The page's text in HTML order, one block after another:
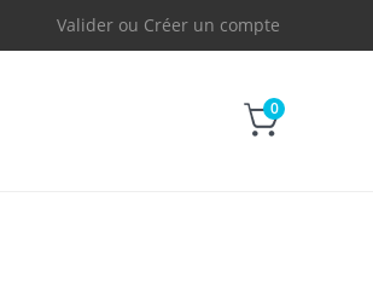
Valider ou Créer un compte
0